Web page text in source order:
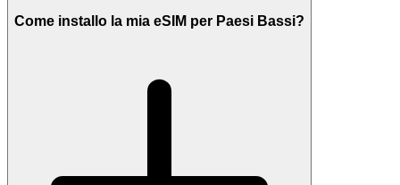
Come installo la mia eSIM per Paesi Bassi?